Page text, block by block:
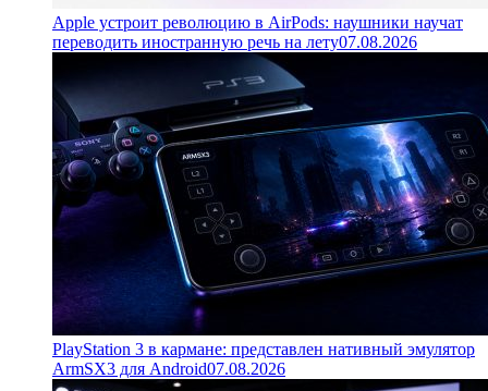
Apple устроит революцию в AirPods: наушники научат
переводить иностранную речь на лету07.08.2026
PlayStation 3 в кармане: представлен нативный эмулятор
ArmSX3 для Android07.08.2026